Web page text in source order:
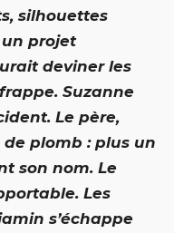
silhouettes
projet
deviner les
Suzanne
Le père,
plomb : plus un
son nom. Le
Les
s’échappe